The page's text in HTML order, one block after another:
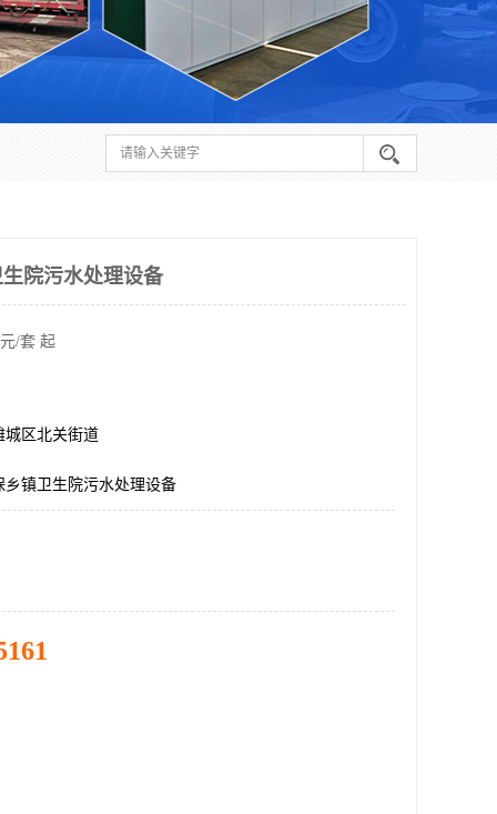
院污水处理设备
/套 起
城区北关街道
乡镇卫生院污水处理设备